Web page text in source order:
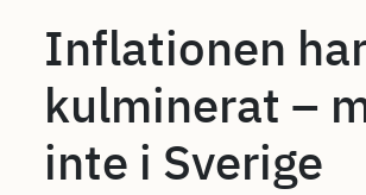
Inflationen
kulminerat –
inte i Sverige